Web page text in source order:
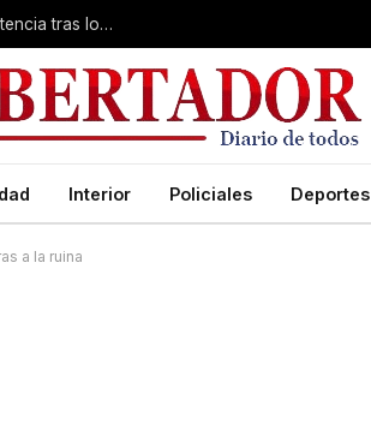
Temporal en Alvear: el municipio despliega operativos de asistencia tras los daños
Interior Policiales Deportes
a la ruina